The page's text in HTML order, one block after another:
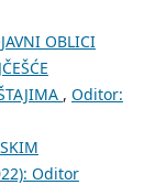
OBLICI
, Oditor:
Oditor